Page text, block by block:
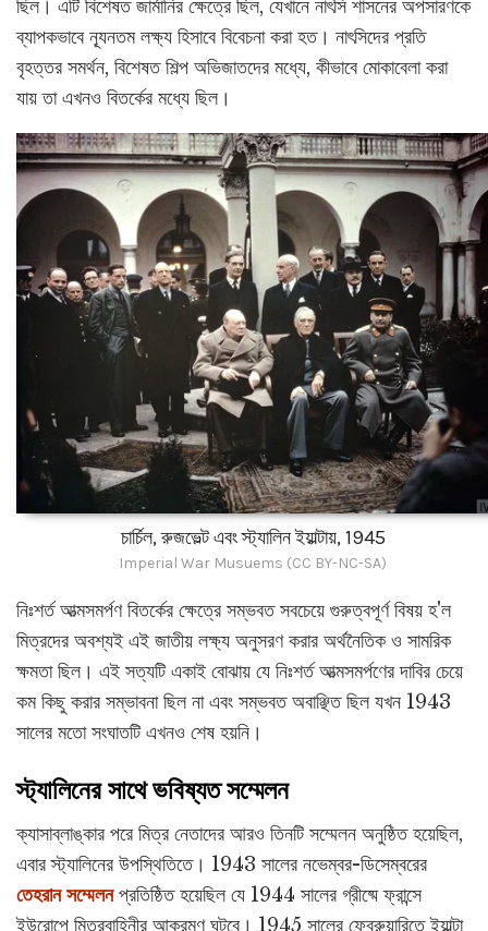
ছিল। এটি বিশেষত জার্মানির ক্ষেত্রে ছিল, যেখানে নাৎসি শাসনের অপসারণকে
ব্যাপকভাবে ন্যূনতম লক্ষ্য হিসাবে বিবেচনা করা হত। নাৎসিদের প্রতি
বৃহত্তর সমর্থন, বিশেষত শিল্প অভিজাতদের মধ্যে, কীভাবে মোকাবেলা করা
যায় তা এখনও বিতর্কের মধ্যে ছিল।
চার্চিল, রুজভেল্ট এবং স্ট্যালিন ইয়াল্টায়, 1945
Imperial War Musuems (CC BY-NC-SA)
নিঃশর্ত আত্মসমর্পণ বিতর্কের ক্ষেত্রে সম্ভবত সবচেয়ে গুরুত্বপূর্ণ বিষয় হ'ল
মিত্রদের অবশ্যই এই জাতীয় লক্ষ্য অনুসরণ করার অর্থনৈতিক ও সামরিক
ক্ষমতা ছিল। এই সত্যটি একাই বোঝায় যে নিঃশর্ত আত্মসমর্পণের দাবির চেয়ে
কম কিছু করার সম্ভাবনা ছিল না এবং সম্ভবত অবাঞ্ছিত ছিল যখন 1943
সালের মতো সংঘাতটি এখনও শেষ হয়নি।
স্ট্যালিনের সাথে ভবিষ্যত সম্মেলন
ক্যাসাব্লাঙ্কার পরে মিত্র নেতাদের আরও তিনটি সম্মেলন অনুষ্ঠিত হয়েছিল,
এবার স্ট্যালিনের উপস্থিতিতে। 1943 সালের নভেম্বর-ডিসেম্বরের
তেহরান সম্মেলনপ্রতিষ্ঠিত হয়েছিল যে 1944 সালের গ্রীষ্মে ফ্রান্সে
ইউরোপে মিত্রবাহিনীর আক্রমণ ঘটবে। 1945 সালের ফেব্রুয়ারিতে ইয়াল্টা